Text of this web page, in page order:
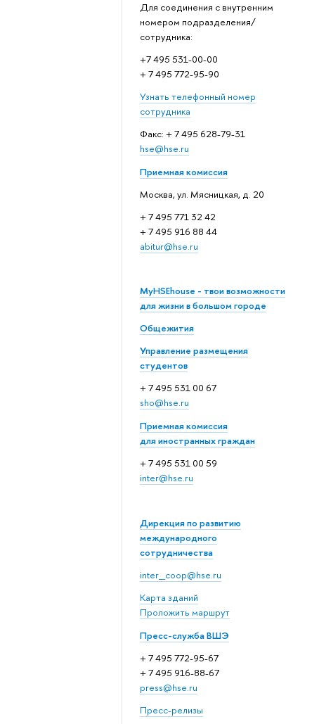
Для соединения с внутренним
номером подразделения/
сотрудника:
+7 495 531-00-00
+ 7 495 772-95-90
Узнать телефонный номер
сотрудника
Факс: + 7 495 628-79-31
hse@hse.ru
Приемная комиссия
Москва, ул. Мясницкая, д. 20
+ 7 495 771 32 42
+ 7 495 916 88 44
abitur@hse.ru
MyHSEhouse - твои возможности
для жизни в большом городе
Общежития
Управление размещения
студентов
+ 7 495 531 00 67
sho@hse.ru
Приемная комиссия
для иностранных граждан
+ 7 495 531 00 59
inter@hse.ru
Дирекция по развитию
международного
сотрудничества
inter_coop@hse.ru
Карта зданий
Проложить маршрут
Пресс-служба ВШЭ
+ 7 495 772-95-67
+ 7 495 916-88-67
press@hse.ru
Пресс-релизы